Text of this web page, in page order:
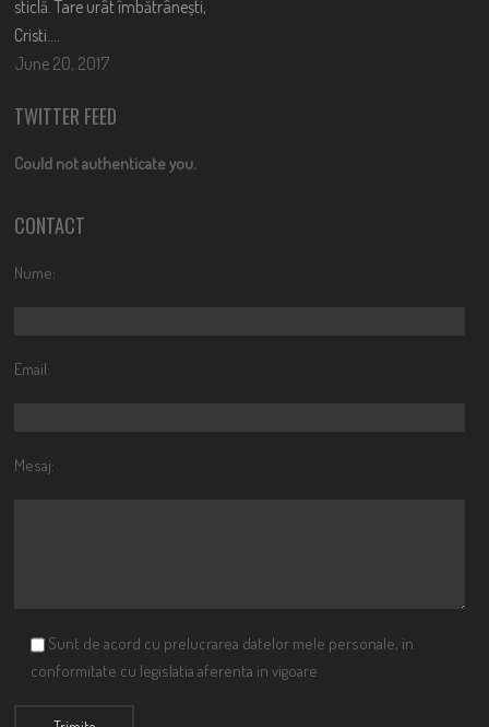
sticlă. Tare urât îmbătrânești,
Cristi….
June 20, 2017
TWITTER FEED
Could not authenticate you.
CONTACT
Nume:
Email:
Mesaj:
Sunt de acord cu prelucrarea datelor mele personale, in
conformitate cu legislatia aferenta in vigoare